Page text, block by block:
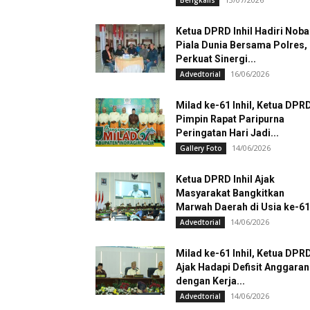
Ketua DPRD Inhil Hadiri
Piala Dunia Bersama Polres,
Perkuat Sinergi...
Advedtorial 16/06/2026
Milad ke-61 Inhil, Ketua
Pimpin Rapat Paripurna
Peringatan Hari Jadi...
Gallery Foto 14/06/2026
Ketua DPRD Inhil Ajak
Masyarakat Bangkitkan
Marwah Daerah di Usia ke-61
Advedtorial 14/06/2026
Milad ke-61 Inhil, Ketua
Ajak Hadapi Defisit Anggaran
dengan Kerja...
Advedtorial 14/06/2026